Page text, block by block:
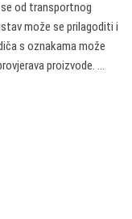
od transportnog
može se prilagoditi i
s oznakama može
proizvode. …